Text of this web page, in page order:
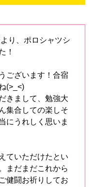
り、ポロシャツシ
！
ございます！合宿
(>_<)
きまして、勉強大
集合しての楽しそ
にうれしく思いま
ていただけたとい
まだまだこれから
健闘お祈りしてお